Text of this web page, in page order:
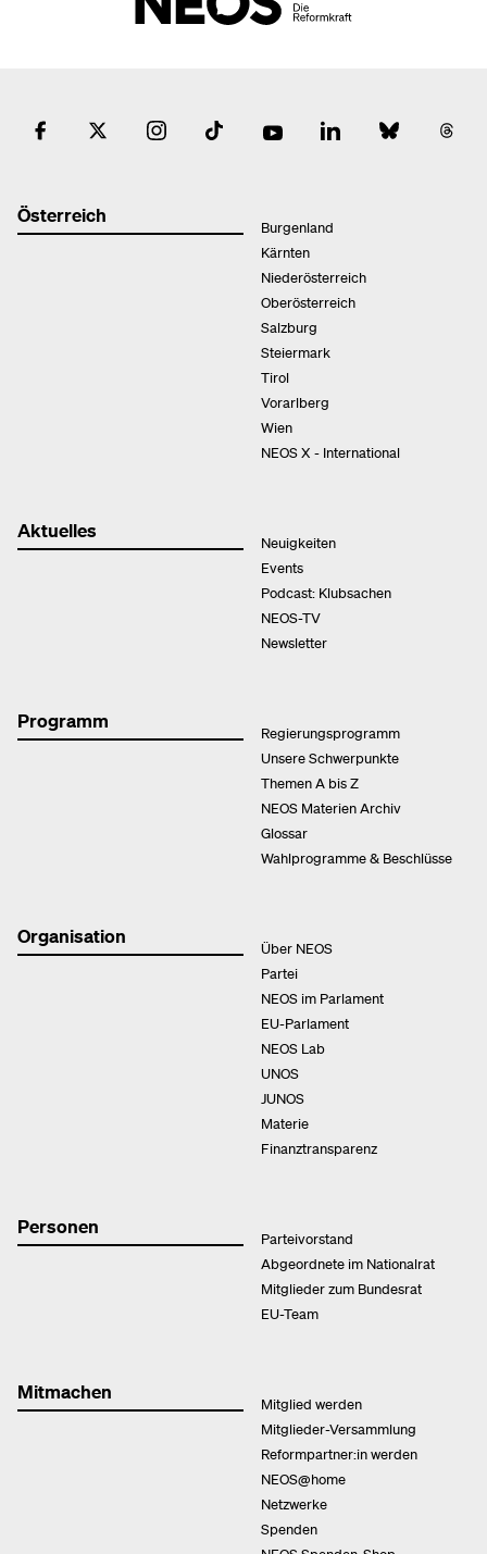
Österreich
Burgenland
Kärnten
Niederösterreich
Oberösterreich
Salzburg
Steiermark
Tirol
Vorarlberg
Wien
NEOS X - International
Aktuelles
Neuigkeiten
Events
Podcast: Klubsachen
NEOS-TV
Newsletter
Programm
Regierungsprogramm
Unsere Schwerpunkte
Themen A bis Z
NEOS Materien Archiv
Glossar
Wahlprogramme & Beschlüsse
Organisation
Über NEOS
Partei
NEOS im Parlament
EU-Parlament
NEOS Lab
UNOS
JUNOS
Materie
Finanztransparenz
Personen
Parteivorstand
Abgeordnete im Nationalrat
Mitglieder zum Bundesrat
EU-Team
Mitmachen
Mitglied werden
Mitglieder-Versammlung
Reformpartner:in werden
NEOS@home
Netzwerke
Spenden